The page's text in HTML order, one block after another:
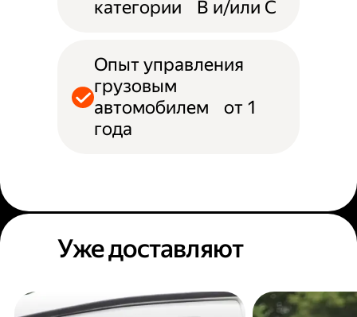
категории B и/или С
Опыт управления
грузовым
автомобилем от 1
года
Уже доставляют